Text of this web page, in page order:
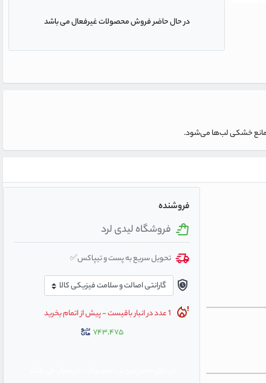
در حال حاضر فروش محصولات غیرفعال می باشد
مانع خشکی لب‌ها می‌شود.
فروشنده
فروشگاه لیدی لرد
تحویل سریع به پست و تیپاکس✅
1 عدد در انبار باقیست - پیش از اتمام بخرید
۷۴۳,۴۷۵